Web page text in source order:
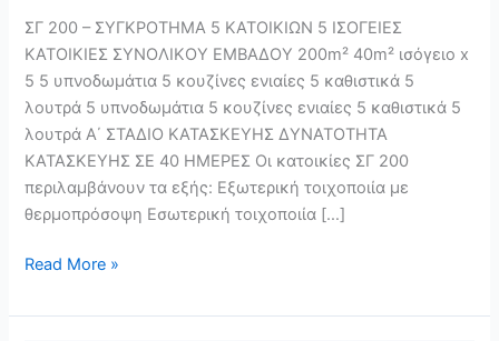
ΣΓ 200 – ΣΥΓΚΡΟΤΗΜΑ 5 ΚΑΤΟΙΚΙΩΝ 5 ΙΣΟΓΕΙΕΣ
ΚΑΤΟΙΚΙΕΣ ΣΥΝΟΛΙΚΟΥ ΕΜΒΑΔΟΥ 200m² 40m² ισόγειο x
5 5 υπνοδωμάτια 5 κουζίνες ενιαίες 5 καθιστικά 5
λουτρά 5 υπνοδωμάτια 5 κουζίνες ενιαίες 5 καθιστικά 5
λουτρά Α΄ ΣΤΑΔΙΟ ΚΑΤΑΣΚΕΥΗΣ ΔΥΝΑΤΟΤΗΤΑ
ΚΑΤΑΣΚΕΥΗΣ ΣΕ 40 ΗΜΕΡΕΣ Οι κατοικίες ΣΓ 200
περιλαμβάνουν τα εξής: Εξωτερική τοιχοποιία με
θερμοπρόσοψη Εσωτερική τοιχοποιία […]
Read More »